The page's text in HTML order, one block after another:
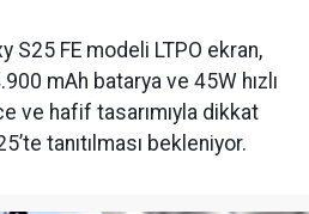
S25 FE modeli LTPO ekran,
mAh batarya ve 45W hızlı
ve hafif tasarımıyla dikkat
tanıtılması bekleniyor.